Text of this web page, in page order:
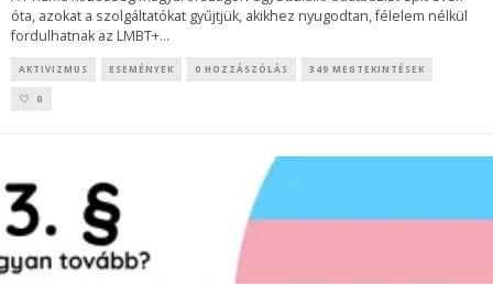
óta, azokat a szolgáltatókat gyűjtjük, akikhez nyugodtan, félelem nélkül
fordulhatnak az LMBT+...
AKTIVIZMUS ESEMÉNYEK 0 HOZZÁSZÓLÁS 349 MEGTEKINTÉSEK
0